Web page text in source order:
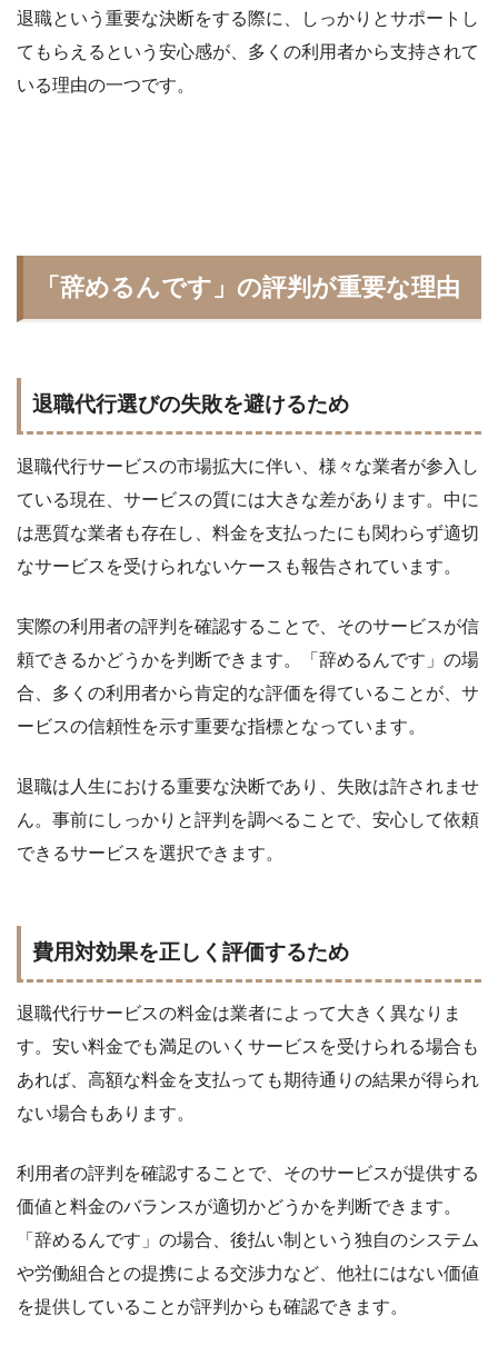
退職という重要な決断をする際に、しっかりとサポートし
てもらえるという安心感が、多くの利用者から支持されて
いる理由の一つです。
「辞めるんです」の評判が重要な理由
退職代行選びの失敗を避けるため
退職代行サービスの市場拡大に伴い、様々な業者が参入し
ている現在、サービスの質には大きな差があります。中に
は悪質な業者も存在し、料金を支払ったにも関わらず適切
なサービスを受けられないケースも報告されています。
実際の利用者の評判を確認することで、そのサービスが信
頼できるかどうかを判断できます。「辞めるんです」の場
合、多くの利用者から肯定的な評価を得ていることが、サ
ービスの信頼性を示す重要な指標となっています。
退職は人生における重要な決断であり、失敗は許されませ
ん。事前にしっかりと評判を調べることで、安心して依頼
できるサービスを選択できます。
費用対効果を正しく評価するため
退職代行サービスの料金は業者によって大きく異なりま
す。安い料金でも満足のいくサービスを受けられる場合も
あれば、高額な料金を支払っても期待通りの結果が得られ
ない場合もあります。
利用者の評判を確認することで、そのサービスが提供する
価値と料金のバランスが適切かどうかを判断できます。
「辞めるんです」の場合、後払い制という独自のシステム
や労働組合との提携による交渉力など、他社にはない価値
を提供していることが評判からも確認できます。